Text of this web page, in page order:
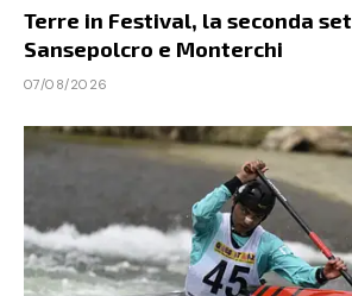
Terre in Festival, la seconda
Sansepolcro e Monterchi
07/08/2026